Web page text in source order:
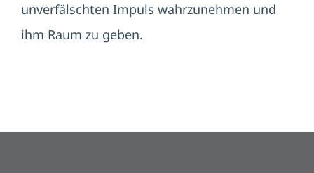
unverfälschten Impuls wahrzunehmen und
ihm Raum zu geben.